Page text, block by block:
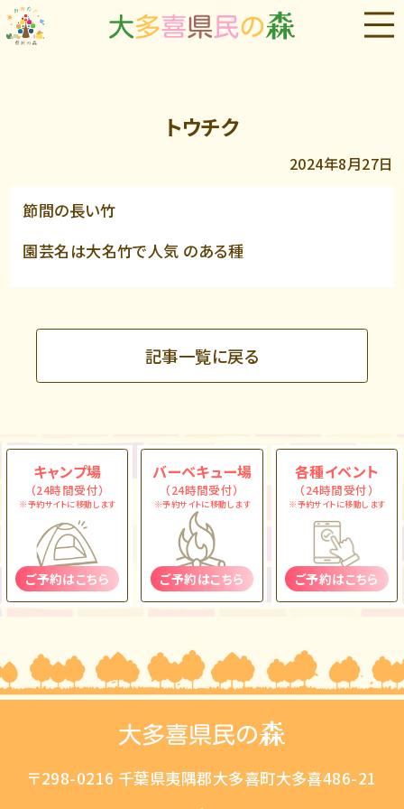
トウチク
2024年8月27日
節間の長い竹
園芸名は大名竹で人気 のある種
記事一覧に戻る
キャンプ場
（24時間受付）
※予約サイトに移動します
ご予約はこちら
バーベキュー場
（24時間受付）
※予約サイトに移動します
ご予約はこちら
各種イベント
（24時間受付）
※予約サイトに移動します
ご予約はこちら
〒298-0216 千葉県夷隅郡大多喜町大多喜486-21